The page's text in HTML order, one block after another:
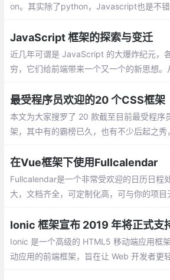
on。其实除了python，Javascript也是不
JavaScript 框架的探索与变迁
近几年可谓是 JavaScript 的大爆炸纪元，
穷，它们给前端带来一个又一个的新思想
Ember.js、AngularJS 数据绑定的理念，再
虚拟 DOM 的思想。
最受程序员欢迎的20 个CSS框架
本文为大家搜罗了 20 款截至目前最受程序
架，其中有的霸榜已久，也有不少后起之
在Vue框架下使用Fullcalendar
Fullcalendar是一个非常受欢迎的日历日程
大，文档齐全，可定制化高，可与你的项
在Vue框架下使用Fullcalendar。
Ionic 框架宣布 2019 年将正式支
Ionic 是一个高级的 HTML5 移动端应用框
动应用的前端框架，旨在让 Web 开发者更